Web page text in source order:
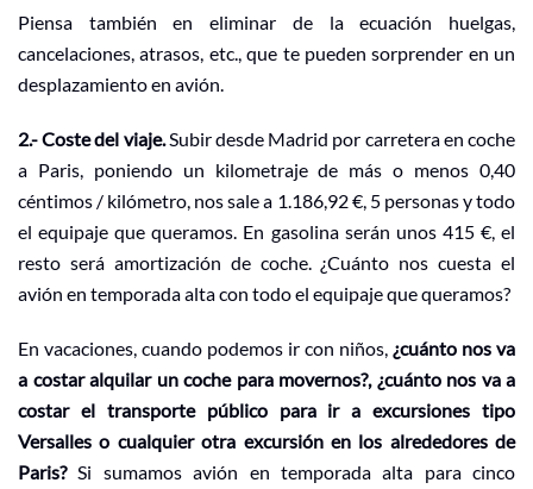
Piensa también en eliminar de la ecuación huelgas,
cancelaciones, atrasos, etc., que te pueden sorprender en un
desplazamiento en avión.
2.- Coste del viaje.Subir desde Madrid por carretera en coche
a Paris, poniendo un kilometraje de más o menos 0,40
céntimos / kilómetro, nos sale a 1.186,92 €, 5 personas y todo
el equipaje que queramos. En gasolina serán unos 415 €, el
resto será amortización de coche. ¿Cuánto nos cuesta el
avión en temporada alta con todo el equipaje que queramos?
En vacaciones, cuando podemos ir con niños, ¿cuánto nos va
a costar alquilar un coche para movernos?, ¿cuánto nos va a
costar el transporte público para ir a excursiones tipo
Versalles o cualquier otra excursión en los alrededores de
Paris?Si sumamos avión en temporada alta para cinco